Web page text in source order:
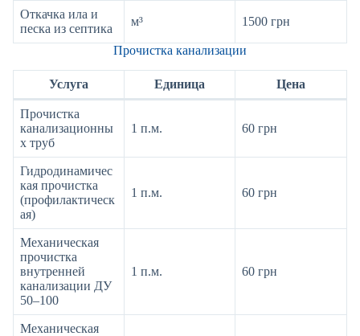
Откачка ила и
песка из септика
м³ 1500 грн
Прочистка канализации
Услуга Единица Цена
Прочистка
канализационны
х труб
1 п.м. 60 грн
Гидродинамичес
кая прочистка
(профилактическ
ая)
1 п.м. 60 грн
Механическая
прочистка
внутренней
канализации ДУ
50–100
1 п.м. 60 грн
Механическая